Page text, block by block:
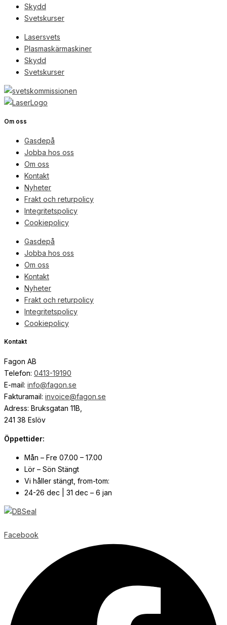
Skydd
Svetskurser
Lasersvets
Plasmaskärmaskiner
Skydd
Svetskurser
Om oss
Gasdepå
Jobba hos oss
Om oss
Kontakt
Nyheter
Frakt och returpolicy
Integritetspolicy
Cookiepolicy
Gasdepå
Jobba hos oss
Om oss
Kontakt
Nyheter
Frakt och returpolicy
Integritetspolicy
Cookiepolicy
Kontakt
Fagon AB
Telefon: 0413-19190
E-mail: info@fagon.se
Fakturamail: invoice@fagon.se
Adress: Bruksgatan 11B,
241 38 Eslöv
Öppettider:
Mån – Fre 07.00 – 17.00
Lör – Sön Stängt
Vi håller stängt, from-tom:
24-26 dec | 31 dec – 6 jan
Facebook